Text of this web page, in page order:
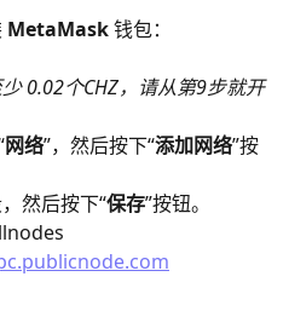
MetaMask 钱包：
0.02个CHZ，请从第9步就开
网络”，然后按下“添加网络”按
然后按下“保存”按钮。